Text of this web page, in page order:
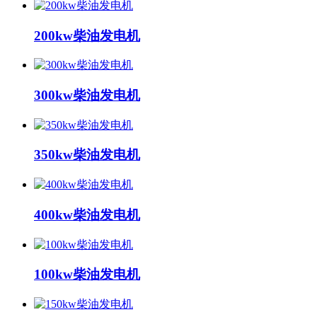
200kw柴油发电机
300kw柴油发电机
350kw柴油发电机
400kw柴油发电机
100kw柴油发电机